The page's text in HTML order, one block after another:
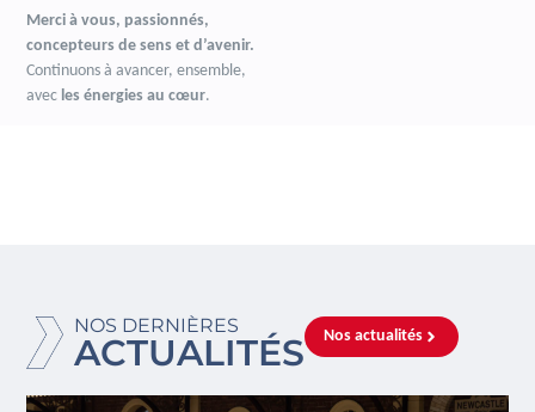
Merci à vous, passionnés,
concepteurs de sens et d’avenir.
Continuons à avancer, ensemble,
avec les énergies au cœur.
NOS DERNIÈRES
ACTUALITÉS Nos actualités